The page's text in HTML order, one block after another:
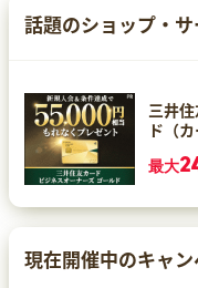
話題のショップ・サ
三井
ド（カ
最大
現在開催中のキャン